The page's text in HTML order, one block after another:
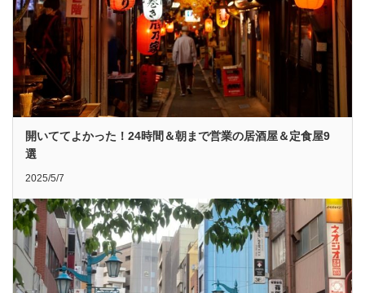
開いててよかった！24時間＆朝まで営業の居酒屋＆定食屋9
選
2025/5/7